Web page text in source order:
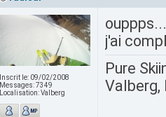
Inscrit le: 09/02/2008
Messages:7349
Localisation:Valberg
ouppps...
j'ai
Pure
Valberg,